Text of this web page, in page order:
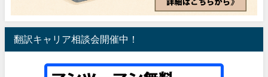
翻訳キャリア相談会開催中！